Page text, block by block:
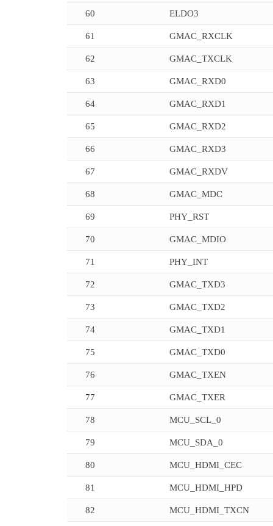
60 ELDO3
61 GMAC_RXCLK
62 GMAC_TXCLK
63 GMAC_RXD0
64 GMAC_RXD1
65 GMAC_RXD2
66 GMAC_RXD3
67 GMAC_RXDV
68 GMAC_MDC
69 PHY_RST
70 GMAC_MDIO
71 PHY_INT
72 GMAC_TXD3
73 GMAC_TXD2
74 GMAC_TXD1
75 GMAC_TXD0
76 GMAC_TXEN
77 GMAC_TXER
78 MCU_SCL_0
79 MCU_SDA_0
80 MCU_HDMI_CEC
81 MCU_HDMI_HPD
82 MCU_HDMI_TXCN